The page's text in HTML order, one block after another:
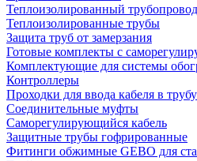
Теплоизолированный трубопровод
Теплоизолированные трубы
Защита труб от замерзания
Готовые комплекты с
Комплектующие для системы
Контроллеры
Проходки для ввода кабеля в трубу
Соединительные муфты
Саморегулирующийся кабель
Защитные трубы гофрированные
Фитинги обжимные GEBO для